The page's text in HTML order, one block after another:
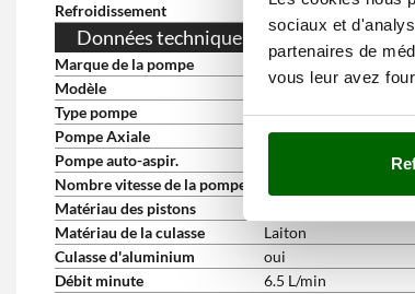
sociaux et
partenaires de
vous leur avez
Refroidissement
à l'air
Données techniques de la pompe
Marque de la pompe
Comet
Modèle
PT 03 Gold
Type pompe
à 3 pistons axiaux
Pompe Axiale
oui
Pompe auto-aspir.
Nombre vitesse de la pompe
Matériau des pistons
Matériau de la culasse
Laiton
Culasse d'aluminium
oui
Débit minute
6.5 L/min